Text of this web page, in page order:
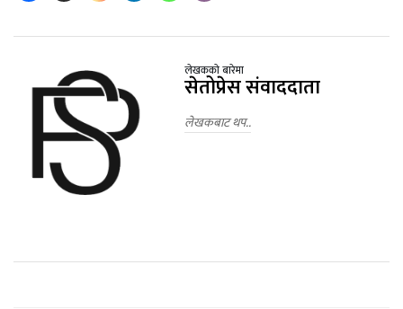
लेखकको बारेमा
सेतोप्रेस संवाददाता
लेखकबाट थप..